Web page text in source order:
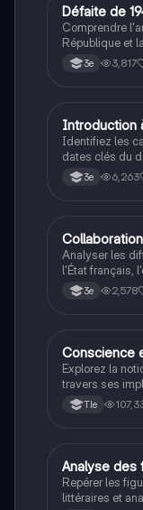
DHistoire
Défaite de
Comprendre
République et
autoritaire de
3e 3,817
IHistoire
Introduction
Identifiez les
dates clés du
et dans le
3e 6,263
CHistoire
Analyser les
l'État français,
la Seconde
3e 2,578
Philosophie
Conscience
Explorez la
travers ses
connaissance.
débats
étudiants en
Tle
AFrançais
Analyse des
Repérer les
littéraires et